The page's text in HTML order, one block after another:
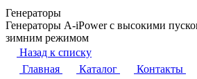
Генераторы
Генераторы A-iPower с высокими
зимним режимом
Назад к списку
Главная
Каталог Контакты